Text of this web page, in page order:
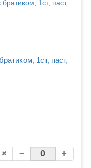
1ст, паст,